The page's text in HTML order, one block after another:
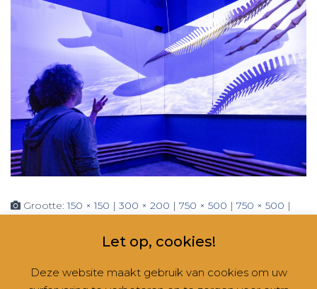
Grootte:150 × 150 | 300 × 200 | 750 × 500 | 750 × 500 |
Let op, cookies!
Deze website maakt gebruik van cookies om uw